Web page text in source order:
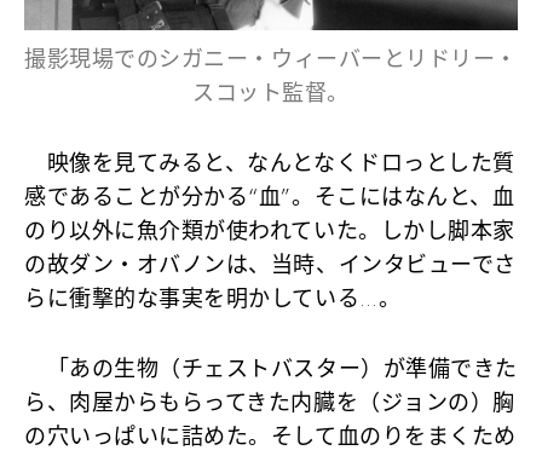
撮影現場でのシガニー・ウィーバーとリドリー・
スコット監督。
映像を見てみると、なんとなくドロっとした質
感であることが分かる“血”。そこにはなんと、血
のり以外に魚介類が使われていた。しかし脚本家
の故ダン・オバノンは、当時、インタビューでさ
らに衝撃的な事実を明かしている…。
「あの生物（チェストバスター）が準備できた
ら、肉屋からもらってきた内臓を（ジョンの）胸
の穴いっぱいに詰めた。そして血のりをまくため